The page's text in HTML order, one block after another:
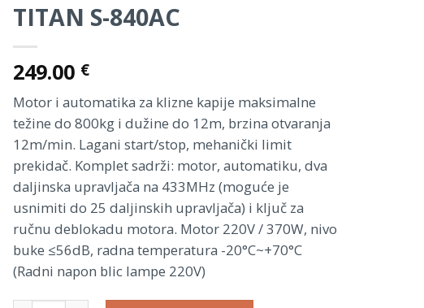
TITAN S-840AC
249.00 €
Motor i automatika za klizne kapije maksimalne
težine do 800kg i dužine do 12m, brzina otvaranja
12m/min. Lagani start/stop, mehanički limit
prekidač. Komplet sadrži: motor, automatiku, dva
daljinska upravljača na 433MHz (moguće je
usnimiti do 25 daljinskih upravljača) i ključ za
ručnu deblokadu motora. Motor 220V / 370W, nivo
buke ≤56dB, radna temperatura -20°C~+70°C
(Radni napon blic lampe 220V)